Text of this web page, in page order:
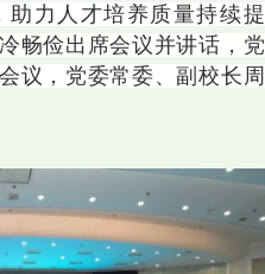
力人才培养质量持续提
畅俭出席会议并讲话，党
议，党委常委、副校长周